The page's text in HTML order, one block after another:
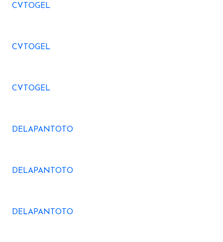
CVTOGEL
CVTOGEL
CVTOGEL
DELAPANTOTO
DELAPANTOTO
DELAPANTOTO